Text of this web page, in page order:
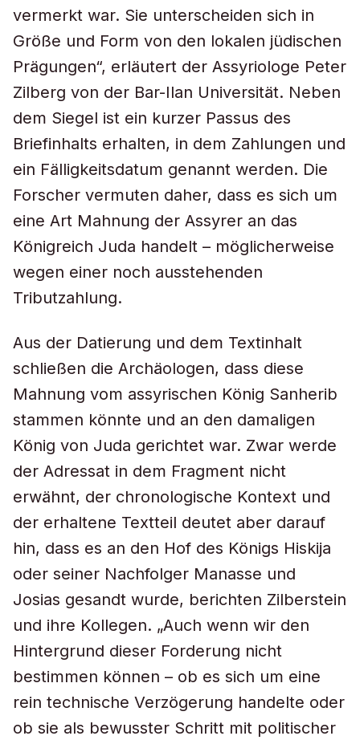
vermerkt war. Sie unterscheiden sich in
Größe und Form von den lokalen jüdischen
Prägungen“, erläutert der Assyriologe Peter
Zilberg von der Bar-Ilan Universität. Neben
dem Siegel ist ein kurzer Passus des
Briefinhalts erhalten, in dem Zahlungen und
ein Fälligkeitsdatum genannt werden. Die
Forscher vermuten daher, dass es sich um
eine Art Mahnung der Assyrer an das
Königreich Juda handelt – möglicherweise
wegen einer noch ausstehenden
Tributzahlung.
Aus der Datierung und dem Textinhalt
schließen die Archäologen, dass diese
Mahnung vom assyrischen König Sanherib
stammen könnte und an den damaligen
König von Juda gerichtet war. Zwar werde
der Adressat in dem Fragment nicht
erwähnt, der chronologische Kontext und
der erhaltene Textteil deutet aber darauf
hin, dass es an den Hof des Königs Hiskija
oder seiner Nachfolger Manasse und
Josias gesandt wurde, berichten Zilberstein
und ihre Kollegen. „Auch wenn wir den
Hintergrund dieser Forderung nicht
bestimmen können – ob es sich um eine
rein technische Verzögerung handelte oder
ob sie als bewusster Schritt mit politischer